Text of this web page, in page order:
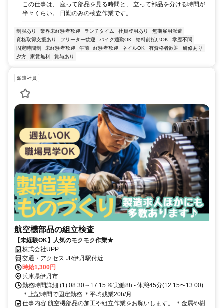
この仕事は、 座って部品を見る時間と、 立って部品を分ける時間が
半々くらい。 日勤のみの検査作業です。
━━━━━━━━━━━━...
制服あり 業界未経験者歓迎 ランチタイム 社員登用あり
無期雇用派遣
資格取得支援あり
フリーター歓迎 バイク通勤OK 給料前払いOK
学歴不問
固定時間制
未経験者歓迎 午前 経験者歓迎 ネイルOK 有資格者歓迎
研修あり
夕方
家賃無料 賞与あり
派遣社員
航空機部品の組立検査
【未経験OK】人気のモクモク作業★
株式会社UPP
交通・アクセス JR伊丹駅付近
時給1,300円
兵庫県伊丹市
勤務時間詳細 (1) 08:30～17:15 ※実働8h - 休憩45分(12:15〜13:00)
＊上記時間で固定勤務 ＊平均残業20h/月
仕事内容 航空機部品の加工や組立作業をお願いします。 ＊金属や樹